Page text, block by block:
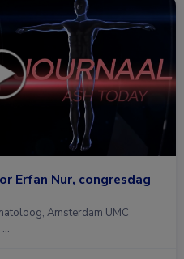
Erfan Nur, congresdag
Amsterdam UMC
…